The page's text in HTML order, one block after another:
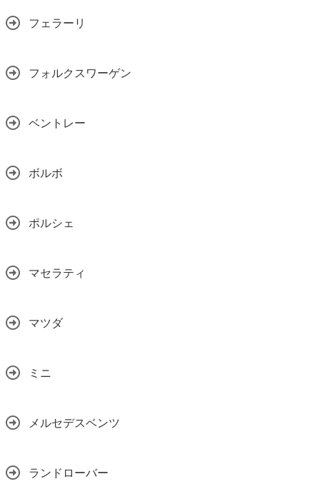
フェラーリ
フォルクスワーゲン
ベントレー
ボルボ
ポルシェ
マセラティ
マツダ
ミニ
メルセデスベンツ
ランドローバー